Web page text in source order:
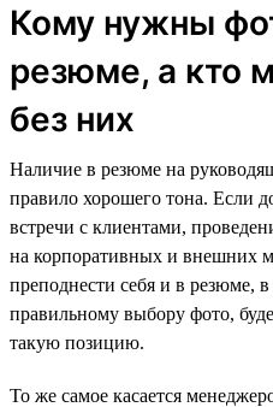
Кому нужны
резюме, а кто
без них
Наличие в резюме на
правило хорошего тона. Если
встречи с клиентами,
на корпоративных и внешних
преподнести себя и в резюме,
правильному выбору фото,
такую позицию.
То же самое касается